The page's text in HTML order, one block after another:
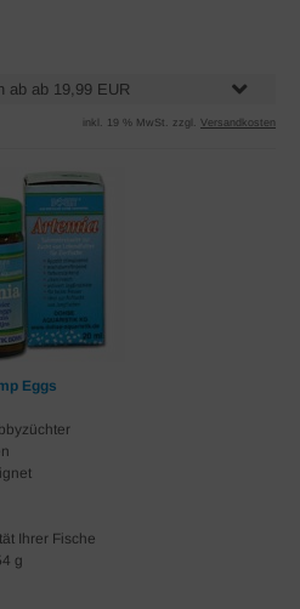
ab ab 19,99 EUR
inkl. 19 % MwSt. zzgl. Versandkosten
Eggs
Ihrer Fische
g